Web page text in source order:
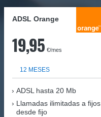
ADSL Orange
19,95 €/mes
12 MESES
ADSL hasta 20 Mb
Llamadas ilimitadas a fijos
desde fijo